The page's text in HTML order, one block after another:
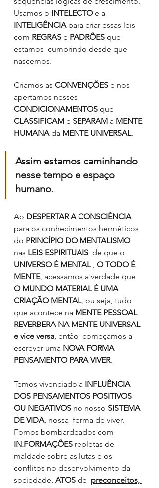
Usamos o INTELECTO e a
INTELIGÊNCIA para criar essas leis
com REGRAS e PADRÕES que
estamos  cumprindo desde que
nascemos.
Criamos as CONVENÇÕES e nos
apertamos nesses
CONDICIONAMENTOS que
CLASSIFICAM e SEPARAM a MENTE
HUMANA da MENTE UNIVERSAL.
Assim estamos caminhando
nesse tempo e espaço
humano.
Ao DESPERTAR A CONSCIÊNCIA
para os conhecimentos herméticos
do PRINCÍPIO DO MENTALISMO
nas LEIS ESPIRITUAIS
  de que o
UNIVERSO É MENTAL , O TODO É
MENTE, acessamos a verdade que
O MUNDO MATERIAL É UMA
CRIAÇÃO MENTAL, ou seja, tudo
que acontece na MENTE PESSOAL
REVERBERA NA MENTE UNIVERSAL
e vice versa, então começamos a
escrever uma NOVA FORMA
PENSAMENTO PARA VIVER.
Temos vivenciado a INFLUÊNCIA
DOS PENSAMENTOS POSITIVOS
OU NEGATIVOS no nosso SISTEMA
DE VIDA, nossa  forma de viver.
Fomos bombardeados com
IN.FORMAÇÕES repletas de
maldade sobre as lutas e os
conflitos no desenvolvimento da
sociedade, ATOS de preconceitos,